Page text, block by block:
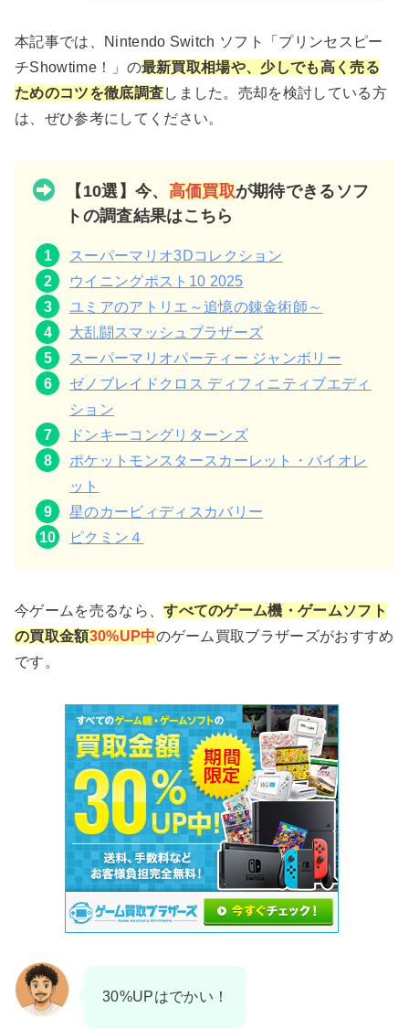
本記事では、Nintendo Switch ソフト「プリンセスピー
チShowtime！」の最新買取相場や、少しでも高く売る
ためのコツを徹底調査しました。売却を検討している方
は、ぜひ参考にしてください。
【10選】今、 高価買取が期待できるソフ
トの調査結果はこちら
スーパーマリオ3Dコレクション
ウイニングポスト10 2025
ユミアのアトリエ～追憶の錬金術師～
大乱闘スマッシュブラザーズ
スーパーマリオパーティー ジャンボリー
ゼノブレイドクロス ディフィニティブエディ
ション
ドンキーコングリターンズ
ポケットモンスタースカーレット・バイオレ
ット
星のカービィディスカバリー
ピクミン４
今ゲームを売るなら、すべてのゲーム機・ゲームソフト
の買取金額30%UP中のゲーム買取ブラザーズがおすすめ
です。
30%UPはでかい！